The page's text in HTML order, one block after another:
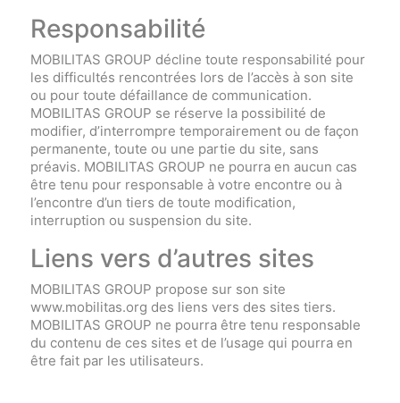
Responsabilité
MOBILITAS GROUP décline toute responsabilité pour
les difficultés rencontrées lors de l’accès à son site
ou pour toute défaillance de communication.
MOBILITAS GROUP se réserve la possibilité de
modifier, d’interrompre temporairement ou de façon
permanente, toute ou une partie du site, sans
préavis. MOBILITAS GROUP ne pourra en aucun cas
être tenu pour responsable à votre encontre ou à
l’encontre d’un tiers de toute modification,
interruption ou suspension du site.
Liens vers d’autres sites
MOBILITAS GROUP propose sur son site
www.mobilitas.org des liens vers des sites tiers.
MOBILITAS GROUP ne pourra être tenu responsable
du contenu de ces sites et de l’usage qui pourra en
être fait par les utilisateurs.